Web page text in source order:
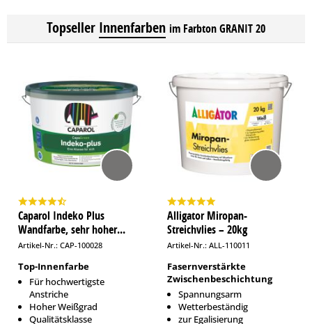
Topseller Innenfarben im Farbton GRANIT 20
Caparol Indeko Plus
Wandfarbe, sehr hoher...
Artikel-Nr.: CAP-100028
Top-Innenfarbe
Für hochwertigste
Anstriche
Hoher Weißgrad
Qualitätsklasse
Alligator Miropan-
Streichvlies – 20kg
Artikel-Nr.: ALL-110011
Fasernverstärkte
Zwischenbeschichtung
Spannungsarm
Wetterbeständig
zur Egalisierung